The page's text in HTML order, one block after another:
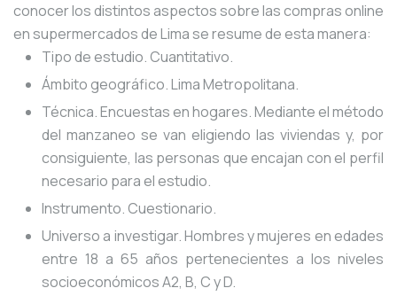
conocer los distintos aspectos sobre las compras online
en supermercados de Lima se resume de esta manera:
Tipo de estudio. Cuantitativo.
Ámbito geográfico. Lima Metropolitana.
Técnica. Encuestas en hogares. Mediante el método
del manzaneo se van eligiendo las viviendas y, por
consiguiente, las personas que encajan con el perfil
necesario para el estudio.
Instrumento. Cuestionario.
Universo a investigar. Hombres y mujeres en edades
entre 18 a 65 años pertenecientes a los niveles
socioeconómicos A2, B, C y D.